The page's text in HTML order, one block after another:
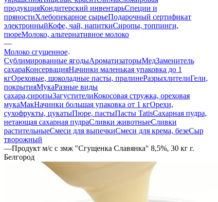
продукцияКондитерский инвентарьСпеции и
пряностиХлебопекарное сырьеПодарочный сертификат
электронныйКофе, чай, напиткиСиропы, топпинги,
пюреМолоко, альтернативное молоко
—
Молоко сгущенное
Сублимированные ягодыАроматизаторыМедЗаменитель
сахараКонсервацияНачинки маленькая упаковка до 1
кгОреховые, шоколадные пасты, пралинеРазрыхлителиГели,
покрытияМукаРазные виды
сахара,сиропыЗагустителиКокосовая стружка, ореховая
мукаМакНачинки большая упаковка от 1 кгОрехи,
сухофрукты, цукатыПюре, пастыПасты TatisСахарная пудра,
нетающая сахарная пудраСливки животныеСливки
растительныеСмеси для выпечкиСмеси для крема, безеСыр
творожный
—Продукт м/с с змж "Сгущенка Славянка" 8,5%, 30 кг г.
Белгород